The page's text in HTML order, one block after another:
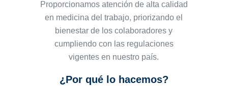
Proporcionamos atención de alta calidad
en medicina del trabajo, priorizando el
bienestar de los colaboradores y
cumpliendo con las regulaciones
vigentes en nuestro país.
¿Por qué lo hacemos?